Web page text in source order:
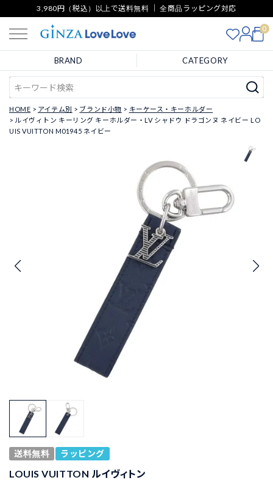
3,980円（税込）以上で送料無料 ｜ 全商品ラッピング対応
0
BRAND CATEGORY
HOME アイテム別 ブランド小物
キーケース・キーホルダー
ルイヴィトン キーリング キーホルダー・LV シャドウ ドラゴンヌ ネイビー LO
UIS VUITTON M01945 ネイビー
送料無料 ラッピング
LOUIS VUITTON ルイヴィトン